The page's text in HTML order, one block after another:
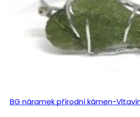
BG náramek přírodní kámen-